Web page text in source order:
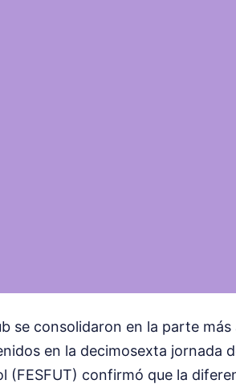
se consolidaron en la parte más
en la decimosexta jornada
(FESFUT) confirmó que la